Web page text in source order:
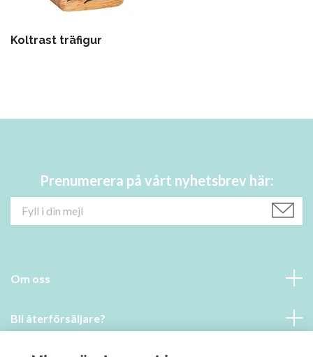
Koltrast träfigur
Prenumerera på vårt nyhetsbrev här:
Om oss
Bli återförsäljare?